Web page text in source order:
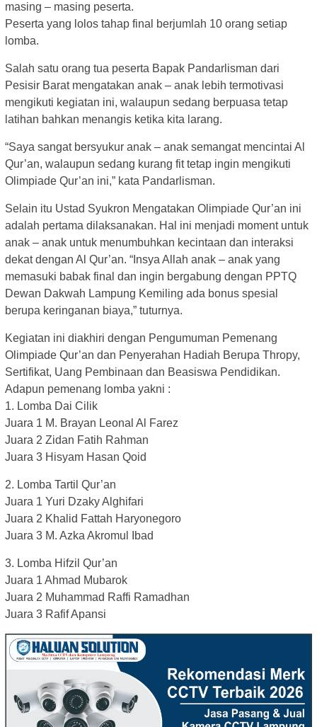
masing – masing peserta.
Peserta yang lolos tahap final berjumlah 10 orang setiap
lomba.
Salah satu orang tua peserta Bapak Pandarlisman dari
Pesisir Barat mengatakan anak – anak lebih termotivasi
mengikuti kegiatan ini, walaupun sedang berpuasa tetap
latihan bahkan menangis ketika kita larang.
“Saya sangat bersyukur anak – anak semangat mencintai Al
Qur’an, walaupun sedang kurang fit tetap ingin mengikuti
Olimpiade Qur’an ini,” kata Pandarlisman.
Selain itu Ustad Syukron Mengatakan Olimpiade Qur’an ini
adalah pertama dilaksanakan. Hal ini menjadi moment untuk
anak – anak untuk menumbuhkan kecintaan dan interaksi
dekat dengan Al Qur’an. “Insya Allah anak – anak yang
memasuki babak final dan ingin bergabung dengan PPTQ
Dewan Dakwah Lampung Kemiling ada bonus spesial
berupa keringanan biaya,” tuturnya.
Kegiatan ini diakhiri dengan Pengumuman Pemenang
Olimpiade Qur’an dan Penyerahan Hadiah Berupa Thropy,
Sertifikat, Uang Pembinaan dan Beasiswa Pendidikan.
Adapun pemenang lomba yakni :
1. Lomba Dai Cilik
Juara 1 M. Brayan Leonal Al Farez
Juara 2 Zidan Fatih Rahman
Juara 3 Hisyam Hasan Qoid
2. Lomba Tartil Qur’an
Juara 1 Yuri Dzaky Alghifari
Juara 2 Khalid Fattah Haryonegoro
Juara 3 M. Azka Akromul Ibad
3. Lomba Hifzil Qur’an
Juara 1 Ahmad Mubarok
Juara 2 Muhammad Raffi Ramadhan
Juara 3 Rafif Apansi